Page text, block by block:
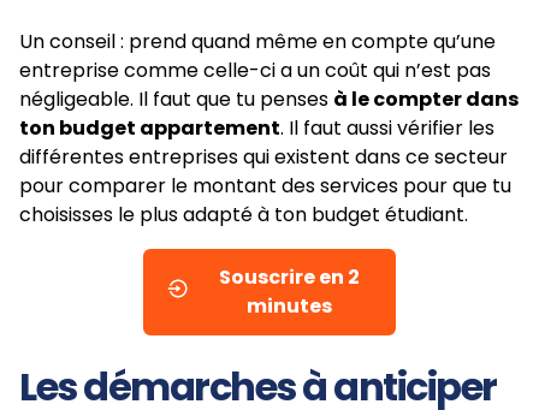
Un conseil : prend quand même en compte qu’une
entreprise comme celle-ci a un coût qui n’est pas
négligeable. Il faut que tu penses à le compter dans
ton budget appartement. Il faut aussi vérifier les
différentes entreprises qui existent dans ce secteur
pour comparer le montant des services pour que tu
choisisses le plus adapté à ton budget étudiant.
Souscrire en 2
minutes
Les démarches à anticiper